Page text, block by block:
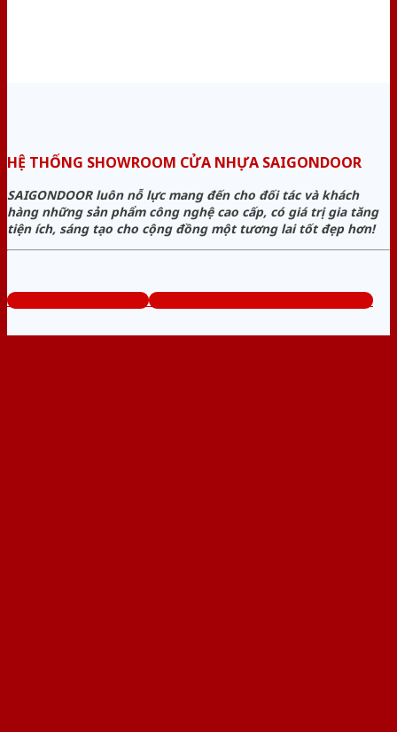
HỆ THỐNG SHOWROOM CỬA NHỰA SAIGONDOOR
SAIGONDOOR luôn nỗ lực mang đến cho đối tác và khách
hàng những sản phẩm công nghệ cao cấp, có giá trị gia tăng
tiện ích, sáng tạo cho cộng đồng một tương lai tốt đẹp hơn!
www.sieuthicuanhua.net Tổng đài tư vấn miễn phí: 0824.400.400